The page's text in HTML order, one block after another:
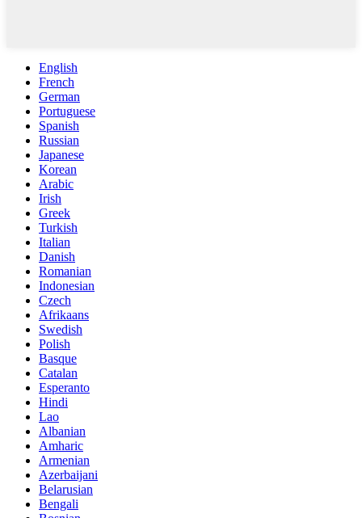
English
French
German
Portuguese
Spanish
Russian
Japanese
Korean
Arabic
Irish
Greek
Turkish
Italian
Danish
Romanian
Indonesian
Czech
Afrikaans
Swedish
Polish
Basque
Catalan
Esperanto
Hindi
Lao
Albanian
Amharic
Armenian
Azerbaijani
Belarusian
Bengali